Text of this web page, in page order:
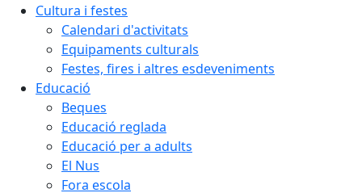
Cultura i festes
Calendari d'activitats
Equipaments culturals
Festes, fires i altres esdeveniments
Educació
Beques
Educació reglada
Educació per a adults
El Nus
Fora escola